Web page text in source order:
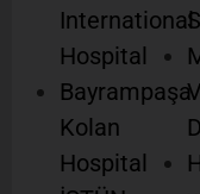
International
Hospital
Bayrampaşa
Kolan
Hospital